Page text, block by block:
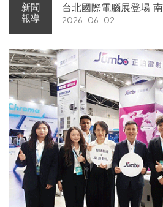
新聞
報導
台北國際電腦展登場
展現AI供應鏈實力
2026-06-02